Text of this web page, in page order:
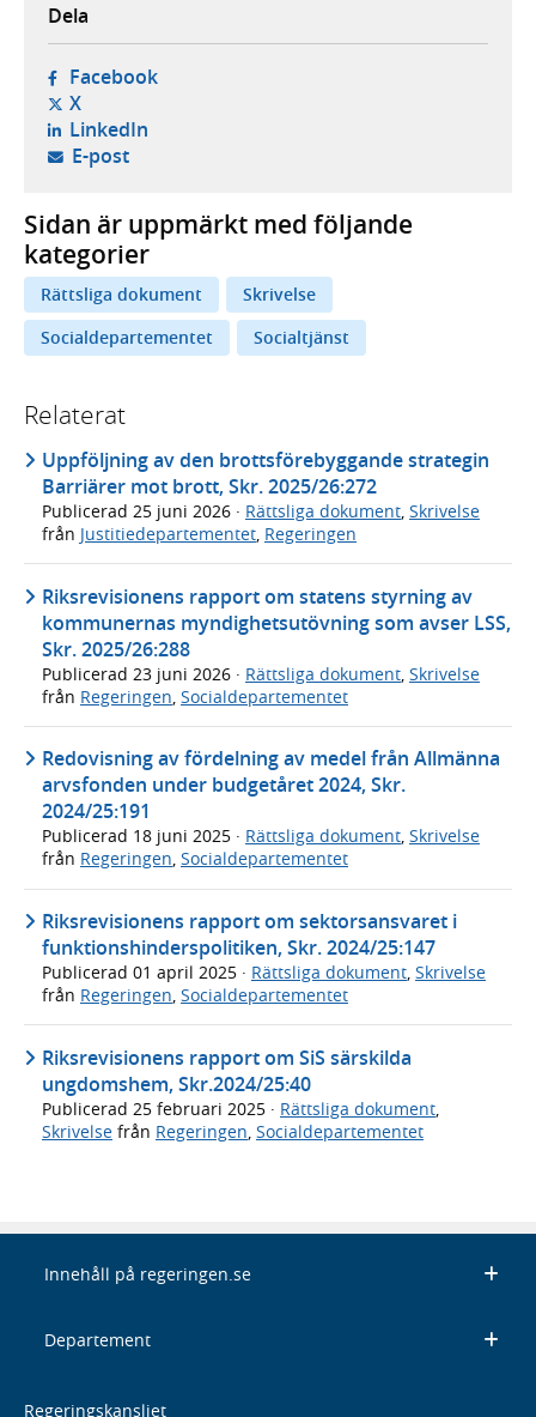
Dela
Facebook- öppnas i ny flik, extern webbplats,
X- öppnas i ny flik, extern webbplats,
LinkedIn- öppnas i ny flik, extern webbplats,
E-post- öppnar din e-postklient,
Sidan är uppmärkt med följande
kategorier
Rättsliga dokument
Skrivelse
Socialdepartementet
Socialtjänst
Relaterat
Uppföljning av den brottsförebyggande strategin
Barriärer mot brott, Skr. 2025/26:272
Publicerad 25 juni 2026 · Rättsliga dokument, Skrivelse
från Justitiedepartementet, Regeringen
Riksrevisionens rapport om statens styrning av
kommunernas myndighetsutövning som avser LSS,
Skr. 2025/26:288
Publicerad 23 juni 2026 · Rättsliga dokument Skrivelse
från Regeringen Socialdepartementet
Redovisning av fördelning av medel från Allmänna
arvsfonden under budgetåret 2024, Skr.
2024/25:191
Publicerad 18 juni 2025 · Rättsliga dokument, Skrivelse
från Regeringen, Socialdepartementet
Riksrevisionens rapport om sektorsansvaret i
funktionshinderspolitiken, Skr. 2024/25:147
Publicerad 01 april 2025 · Rättsliga dokument, Skrivelse
från Regeringen, Socialdepartementet
Riksrevisionens rapport om SiS särskilda
ungdomshem, Skr.2024/25:40
Publicerad 25 februari 2025 · Rättsliga dokument
Skrivelse från Regeringen Socialdepartementet
Innehåll på regeringen.se
Departement
Regeringskansliet